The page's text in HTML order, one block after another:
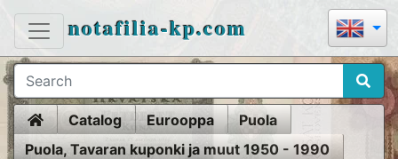
notafilia-kp.com
HomeCatalog Eurooppa
Puola
Puola, Tavaran kuponki ja muut 1950 - 1990